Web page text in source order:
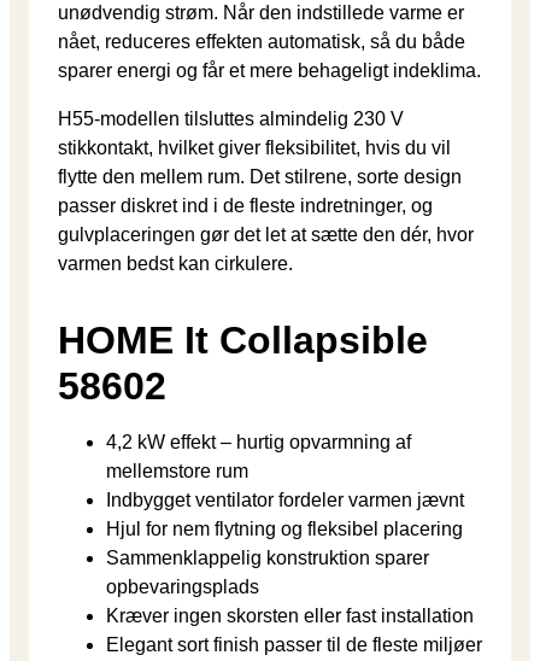
unødvendig strøm. Når den indstillede varme er
nået, reduceres effekten automatisk, så du både
sparer energi og får et mere behageligt indeklima.
H55-modellen tilsluttes almindelig 230 V
stikkontakt, hvilket giver fleksibilitet, hvis du vil
flytte den mellem rum. Det stilrene, sorte design
passer diskret ind i de fleste indretninger, og
gulvplaceringen gør det let at sætte den dér, hvor
varmen bedst kan cirkulere.
HOME It Collapsible
58602
4,2 kW effekt – hurtig opvarmning af
mellemstore rum
Indbygget ventilator fordeler varmen jævnt
Hjul for nem flytning og fleksibel placering
Sammenklappelig konstruktion sparer
opbevaringsplads
Kræver ingen skorsten eller fast installation
Elegant sort finish passer til de fleste miljøer